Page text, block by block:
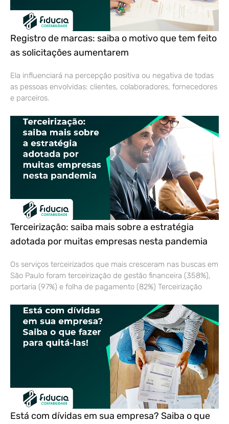
Registro de marcas: saiba o motivo que tem feito
as solicitações aumentarem
Ela influenciará na percepção positiva ou negativa de todas
as pessoas envolvidas: clientes, colaboradores, fornecedores
e parceiros.
Terceirização: saiba mais sobre a estratégia
adotada por muitas empresas nesta pandemia
Os serviços terceirizados que mais cresceram nas buscas em
São Paulo foram terceirização de gestão financeira (358%),
portaria (97%) e folha de pagamento (82%) Terceirização
Está com dívidas em sua empresa? Saiba o que